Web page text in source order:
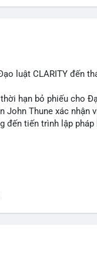
luật CLARITY đến
hạn bỏ phiếu cho
John Thune xác nhận
đến tiến trình lập